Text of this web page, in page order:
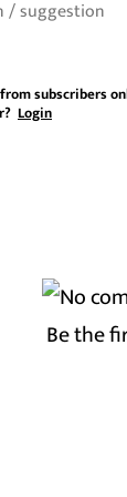
subscribers
Login
Be the